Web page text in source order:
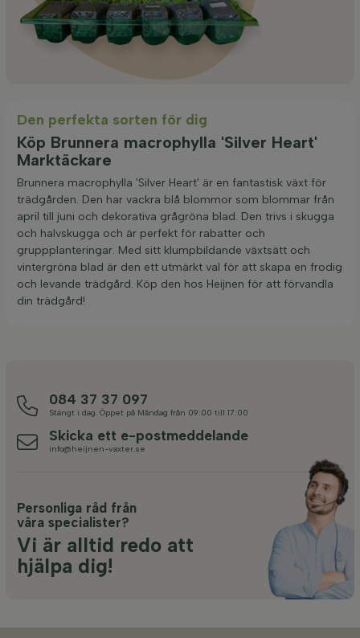
Den perfekta sorten för dig
Köp Brunnera macrophylla 'Silver Heart'
Marktäckare
Brunnera macrophylla 'Silver Heart' är en fantastisk växt för
trädgården. Den har vackra blå blommor som blommar från
april till juni och dekorativa grågröna blad. Den trivs i skugga
och halvskugga och är perfekt för rabatter och
gruppplanteringar. Med sitt klumpbildande växtsätt och
vintergröna blad är den ett utmärkt val för att skapa en frodig
och levande trädgård. Köp den hos Heijnen för att förvandla
din trädgård!
084 37 37 097
Stängt i dag. Öppet på Måndag från 09:00 till 17:00
Skicka ett e-postmeddelande
info@heijnen-vaxter.se
Personliga råd från
våra specialister?
Vi är alltid redo att
hjälpa dig!